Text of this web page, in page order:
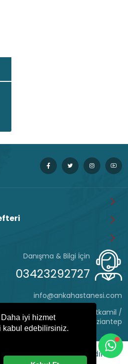
Daha iyi hizmet
kabul edebilirsiniz.
Danışma & Bilgi İçin
03423292727
info@ankahastanesi.com
Hafız Tevfik Cd. No:162 Şehitkamil /
Gaziantep
© 2022 - Her hakkı saklıdır.